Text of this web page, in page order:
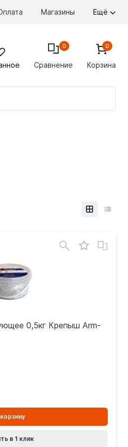
Магазины Ещё
Сравнение
0
Корзина
0
0,5кг Крепыш Arm-
в 1 клик